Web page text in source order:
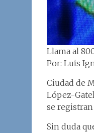
Llama al
Por: Luis
Ciudad de
López-
se registran
Sin duda